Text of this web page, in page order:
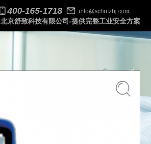
400-165-1718 info@schutzbj.com
北京舒致科技有限公司-提供完整工业安全方案